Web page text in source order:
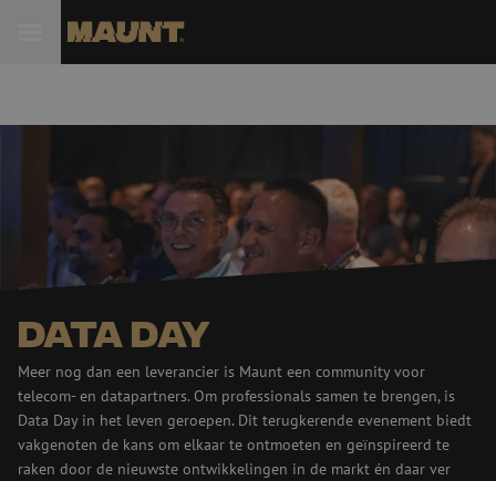
Data Day
Meer nog dan een leverancier is Maunt een community voor
telecom- en datapartners. Om professionals samen te brengen, is
Data Day in het leven geroepen. Dit terugkerende evenement biedt
vakgenoten de kans om elkaar te ontmoeten en geïnspireerd te
raken door de nieuwste ontwikkelingen in de markt én daar ver